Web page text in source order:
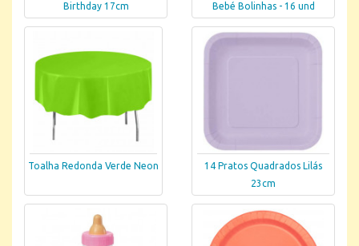
Birthday 17cm
Bebé Bolinhas - 16 und
Toalha Redonda Verde Neon
14 Pratos Quadrados Lilás
23cm